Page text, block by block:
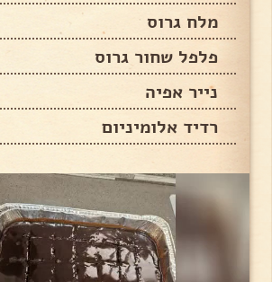
מלח גרוס
פלפל שחור גרוס
נייר אפיה
רדיד אלומיניום